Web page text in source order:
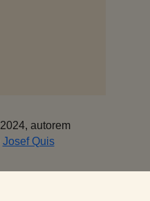
2024, autorem
Josef Quis